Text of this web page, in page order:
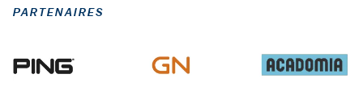
PARTENAIRES